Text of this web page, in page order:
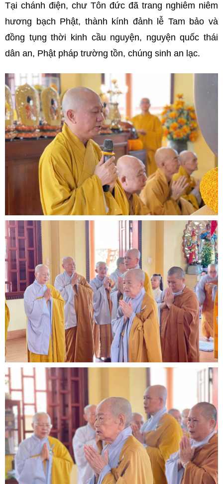
Tại chánh điện, chư Tôn đức đã trang nghiêm niêm
hương bạch Phật, thành kính đảnh lễ Tam bảo và
đồng tụng thời kinh cầu nguyện, nguyện quốc thái
dân an, Phật pháp trường tồn, chúng sinh an lạc.